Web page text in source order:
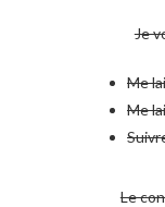
Je
Me
Me
Le